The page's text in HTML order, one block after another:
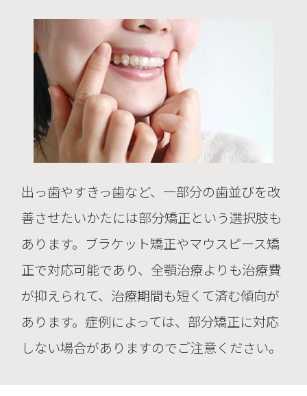
04 入手経路等
インビザライン®は、米国アライン・
テクノロジー社の製品です。
当院はインビザラインを用いた治療シ
ステムを、アライン・テクノロジー社
クノロジー・ジャパン株式会社」より
入手しています。
05 医薬品副作用被害救済制度
について
医薬品副作用被害救済制度について万
が一重篤な副作用が出た場合は、国の
出っ歯やすきっ歯など、一部分の歯並びを改
善させたいかたには部分矯正という選択肢も
あります。ブラケット矯正やマウスピース矯
正で対応可能であり、全顎治療よりも治療費
が抑えられて、治療期間も短くて済む傾向が
あります。症例によっては、部分矯正に対応
しない場合がありますのでご注意ください。